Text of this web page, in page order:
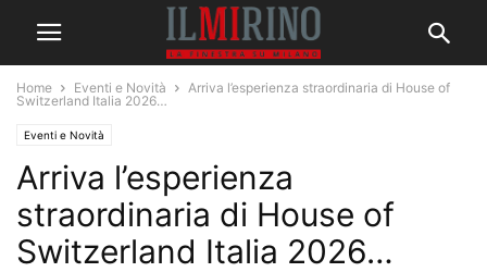
Home Eventi e Novità
Arriva l’esperienza straordinaria di House of
Switzerland Italia 2026…
Eventi e Novità
Arriva l’esperienza
straordinaria di House of
Switzerland Italia 2026…